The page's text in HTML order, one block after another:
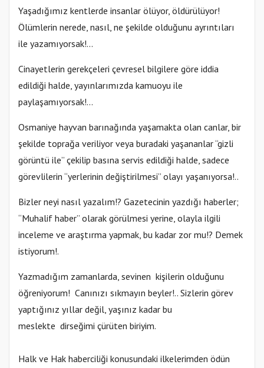
Yaşadığımız kentlerde insanlar ölüyor, öldürülüyor!
Ölümlerin nerede, nasıl, ne şekilde olduğunu ayrıntıları
ile yazamıyorsak!...
Cinayetlerin gerekçeleri çevresel bilgilere göre iddia
edildiği halde, yayınlarımızda kamuoyu ile
paylaşamıyorsak!...
Osmaniye hayvan barınağında yaşamakta olan canlar, bir
şekilde toprağa veriliyor veya buradaki yaşananlar “gizli
görüntü ile” çekilip basına servis edildiği halde, sadece
görevlilerin “yerlerinin değiştirilmesi” olayı yaşanıyorsa!..
Bizler neyi nasıl yazalım!? Gazetecinin yazdığı haberler;
“Muhalif haber” olarak görülmesi yerine, olayla ilgili
inceleme ve araştırma yapmak, bu kadar zor mu!? Demek
istiyorum!.
Yazmadığım zamanlarda, sevinen kişilerin olduğunu
öğreniyorum! Canınızı sıkmayın beyler!.. Sizlerin görev
yaptığınız yıllar değil, yaşınız kadar bu
meslekte dirseğimi çürüten biriyim.
Halk ve Hak haberciliği konusundaki ilkelerimden ödün